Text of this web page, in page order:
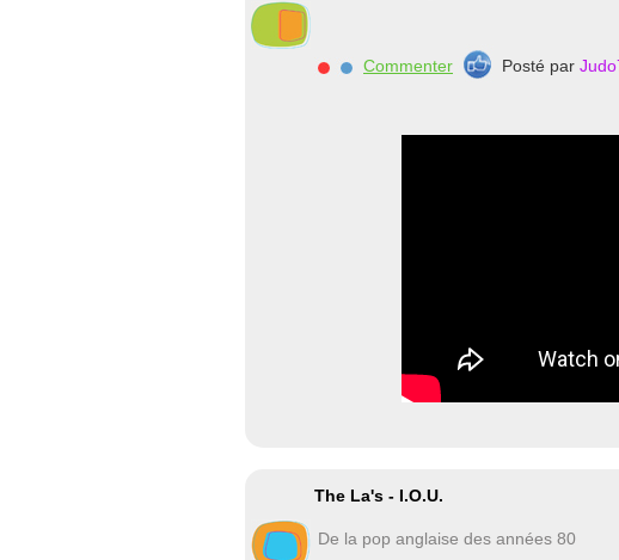
Commenter Posté par
The La's - I.O.U.
De la pop anglaise des années 80